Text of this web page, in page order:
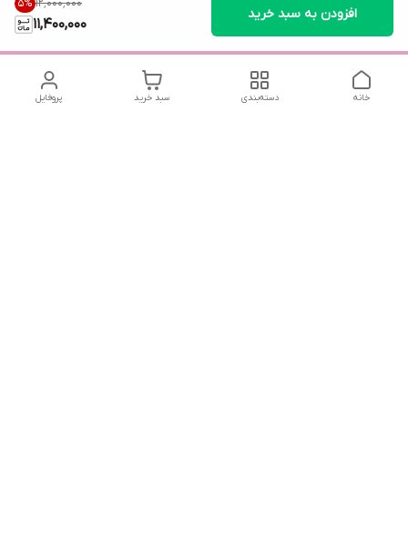
۱۲٬۰۰۰٬۰۰۰ 5%
11,400,000
افزودن به سبد خرید
پروفایل سبد خرید دسته‌بندی خانه